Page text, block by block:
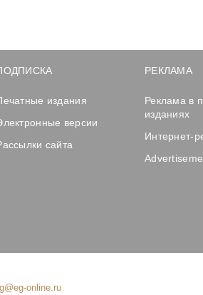
издания
версии
сайта
РЕКЛАМА
Реклама в
изданиях
Интернет-